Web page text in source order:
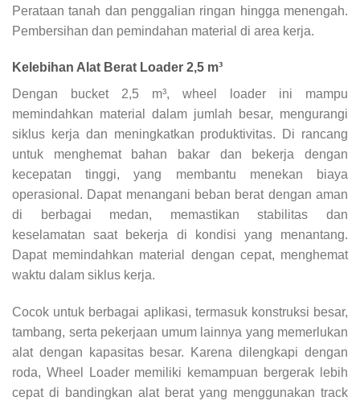
Perataan tanah dan penggalian ringan hingga menengah.
Pembersihan dan pemindahan material di area kerja.
Kelebihan Alat Berat Loader 2,5 m³
Dengan bucket 2,5 m³, wheel loader ini mampu
memindahkan material dalam jumlah besar, mengurangi
siklus kerja dan meningkatkan produktivitas. Di rancang
untuk menghemat bahan bakar dan bekerja dengan
kecepatan tinggi, yang membantu menekan biaya
operasional. Dapat menangani beban berat dengan aman
di berbagai medan, memastikan stabilitas dan
keselamatan saat bekerja di kondisi yang menantang.
Dapat memindahkan material dengan cepat, menghemat
waktu dalam siklus kerja.
Cocok untuk berbagai aplikasi, termasuk konstruksi besar,
tambang, serta pekerjaan umum lainnya yang memerlukan
alat dengan kapasitas besar. Karena dilengkapi dengan
roda, Wheel Loader memiliki kemampuan bergerak lebih
cepat di bandingkan alat berat yang menggunakan track